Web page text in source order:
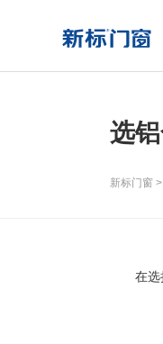
选
新标门窗 >
在选